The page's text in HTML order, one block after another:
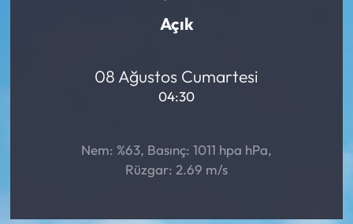
Açık
08 Ağustos Cumartesi
04:30
Nem: %63, Basınç: 1011 hpa hPa,
Rüzgar: 2.69 m/s